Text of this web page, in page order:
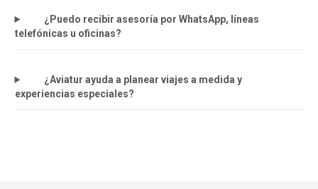
¿Puedo recibir asesoría por WhatsApp, líneas
telefónicas u oficinas?
¿Aviatur ayuda a planear viajes a medida y
experiencias especiales?